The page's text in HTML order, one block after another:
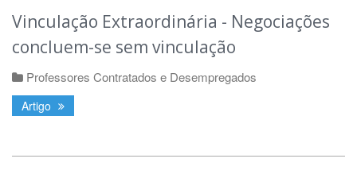
Vinculação Extraordinária - Negociações
concluem-se sem vinculação
Professores Contratados e Desempregados
Artigo